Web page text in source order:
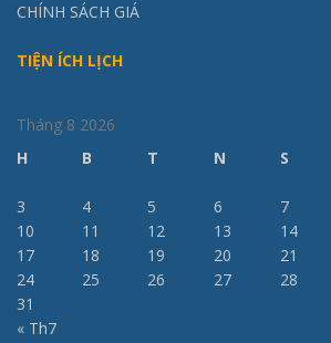
CHÍNH SÁCH GIÁ
TIỆN ÍCH LỊCH
Tháng 8 2026
H
B T N S
3
4 5 6 7
10
11 12 13 14
17
18 19 20 21
24
25 26 27 28
31
« Th7